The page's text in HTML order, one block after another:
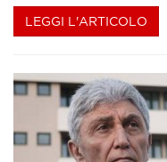
LEGGI L'ARTICOLO